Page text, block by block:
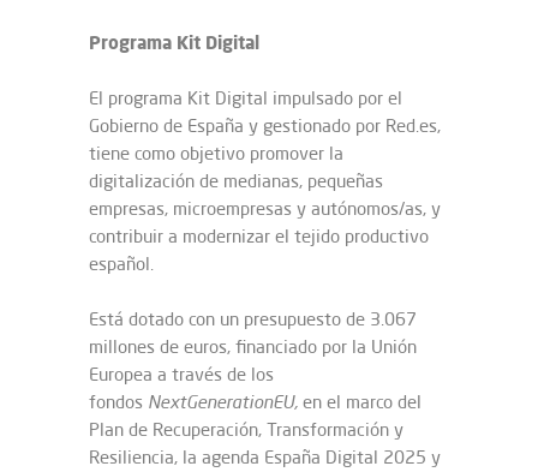
Programa Kit Digital
El programa Kit Digital impulsado por el
Gobierno de España y gestionado por Red.es,
tiene como objetivo promover la
digitalización de medianas, pequeñas
empresas, microempresas y autónomos/as, y
contribuir a modernizar el tejido productivo
español.
Está dotado con un presupuesto de 3.067
millones de euros, financiado por la Unión
Europea a través de los
fondos NextGenerationEU, en el marco del
Plan de Recuperación, Transformación y
Resiliencia, la agenda España Digital 2025 y